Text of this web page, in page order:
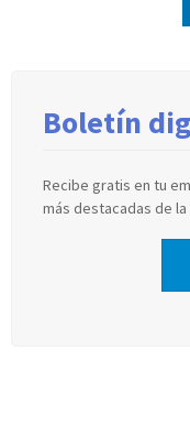
Boletín
Recibe gratis en tu
más destacadas de